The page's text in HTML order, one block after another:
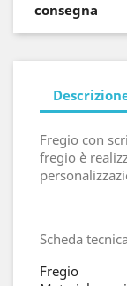
consegna
Fregio con
fregio è
Scheda
Fregio